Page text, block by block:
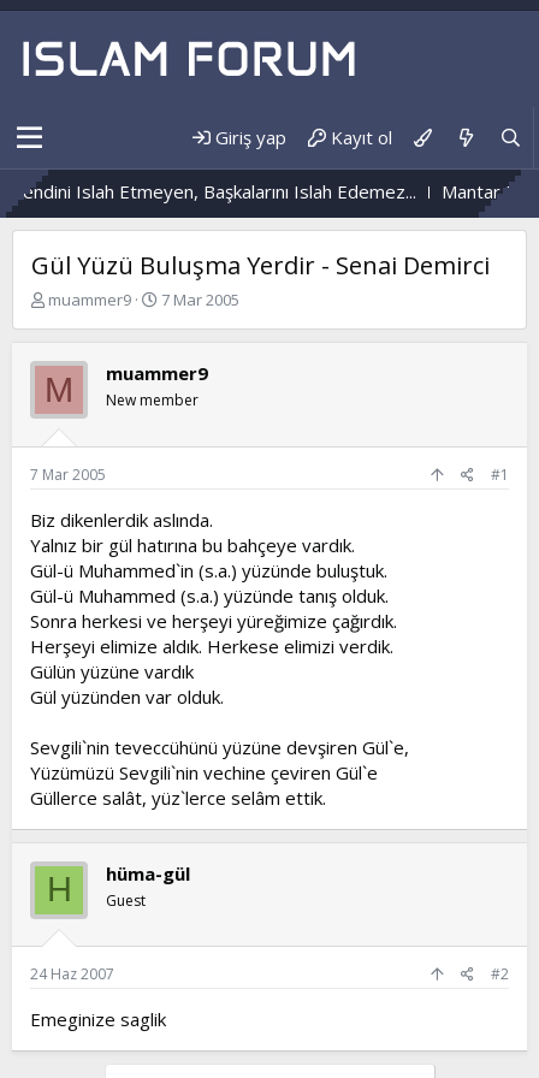
Giriş yap Kayıt ol
Kendini Islah Etmeyen, Başkalarını Islah Edemez... Mantar
Gül Yüzü Buluşma Yerdir - Senai Demirci
K
b
u
y
u
b
a
l
a
t
a
n
muammer9
B
a
n
ı
a
i
h
i
7 Mar 2005
M muammer9
New member
7 Mar 2005 #1
Biz dikenlerdik aslında.
Yalnız bir gül hatırına bu bahçeye vardık.
Gül-ü Muhammed`in (s.a.) yüzünde buluştuk.
Gül-ü Muhammed (s.a.) yüzünde tanış olduk.
Sonra herkesi ve herşeyi yüreğimize çağırdık.
Herşeyi elimize aldık. Herkese elimizi verdik.
Gülün yüzüne vardık
Gül yüzünden var olduk.
Sevgili`nin teveccühünü yüzüne devşiren Gül`e,
Yüzümüzü Sevgili`nin vechine çeviren Gül`e
Güllerce salât, yüz`lerce selâm ettik.
H hüma-gül
Guest
24 Haz 2007 #2
Emeginize saglik